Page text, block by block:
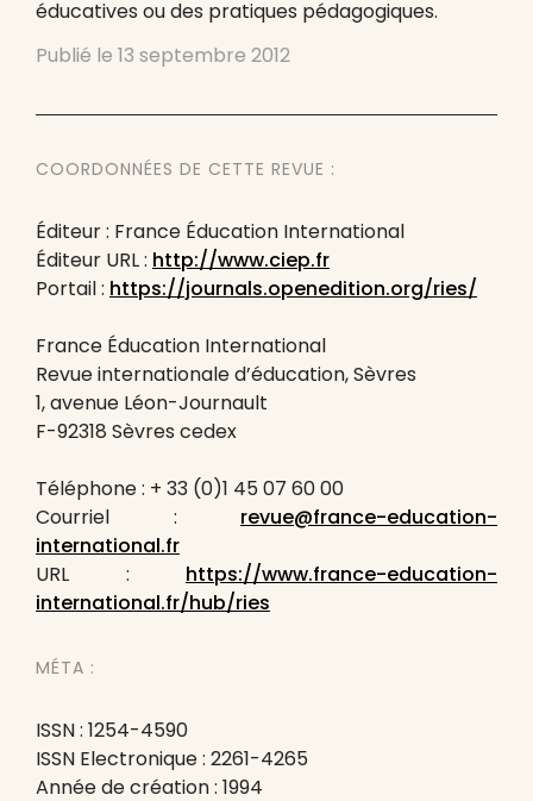
éducatives ou des pratiques pédagogiques.
Publié le 13 septembre 2012
COORDONNÉES DE CETTE REVUE :
Éditeur : France Éducation International
Éditeur URL : http://www.ciep.fr
Portail : https://journals.openedition.org/ries/
France Éducation International
Revue internationale d’éducation, Sèvres
1, avenue Léon-Journault
F-92318 Sèvres cedex
Téléphone : + 33 (0)1 45 07 60 00
Courriel : revue@france-education-
international.fr
URL : https://www.france-education-
international.fr/hub/ries
MÉTA :
ISSN : 1254-4590
ISSN Electronique : 2261-4265
Année de création : 1994